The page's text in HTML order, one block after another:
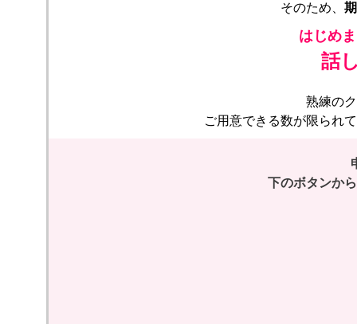
そのため、
はじめ
話
熟練の
ご用意できる数が限られ
下のボタンか